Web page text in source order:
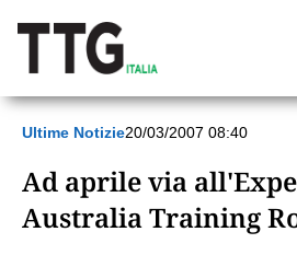
Ultime Notizie20/03/2007 08:40
Ad aprile via
Australia Training